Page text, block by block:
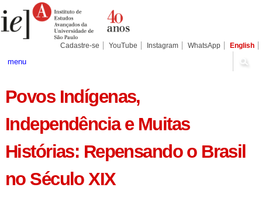
para
conteúdo.
Pessoais
Cadastre-se YouTube Instagram WhatsApp English
menu
Povos Indígenas,
Independência e Muitas
Histórias: Repensando o Brasil
no Século XIX